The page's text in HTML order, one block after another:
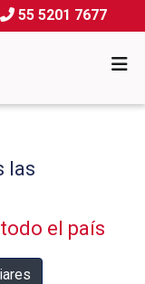
55 5201 7677
las
el país